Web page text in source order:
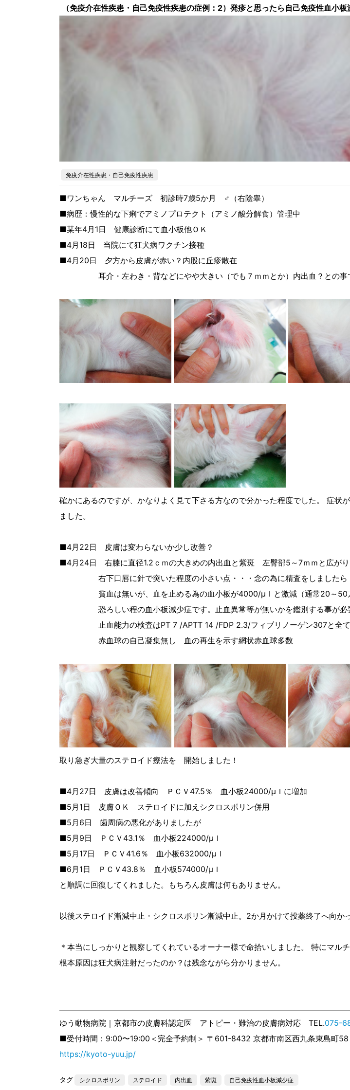
（免疫介在性疾患・自己免疫性疾患の症例：2）発疹と思ったら自己免疫性血小板
免疫介在性疾患・自己免疫性疾患
■ワンちゃん マルチーズ 初診時7歳5か月 ♂（右陰睾）
■病歴：慢性的な下痢でアミノプロテクト（アミノ酸分解食）管理中
■某年4月1日 健康診断にて血小板他ＯＫ
■4月18日 当院にて狂犬病ワクチン接種
■4月20日 夕方から皮膚が赤い？内股に丘疹散在
耳介・左わき・背などにやや大きい（でも７ｍｍとか）内出血？との事
確かにあるのですが、かなりよく見て下さる方なので分かった程度でした。 症状
ました。
■4月22日 皮膚は変わらないか少し改善？
■4月24日 右膝に直径1.2ｃｍの大きめの内出血と紫斑 左臀部5～7ｍｍと広がり
右下口唇に針で突いた程度の小さい点・・・念の為に精査をしましたら
貧血は無いが、血を止める為の血小板が4000/μｌと激減（通常20～50
恐ろしい程の血小板減少症です。止血異常等が無いかを鑑別する事が必
止血能力の検査はPT 7 /APTT 14 /FDP 2.3/フィブリノーゲン307と全て
赤血球の自己凝集無し 血の再生を示す網状赤血球多数
取り急ぎ大量のステロイド療法を 開始しました！
■4月27日 皮膚は改善傾向 ＰＣＶ47.5％ 血小板24000/μｌに増加
■5月1日 皮膚ＯＫ ステロイドに加えシクロスポリン併用
■5月6日 歯周病の悪化がありましたが
■5月9日 ＰＣＶ43.1％ 血小板224000/μｌ
■5月17日 ＰＣＶ41.6％ 血小板632000/μｌ
■6月1日 ＰＣＶ43.8％ 血小板574000/μｌ
と順調に回復してくれました。もちろん皮膚は何もありません。
以後ステロイド漸減中止・シクロスポリン漸減中止。2か月かけて投薬終了へ向か
＊本当にしっかりと観察してくれているオーナー様で命拾いしました。 特にマ
根本原因は狂犬病注射だったのか？は残念ながら分かりません。
ゆう動物病院｜京都市の皮膚科認定医 アトピー・難治の皮膚病対応 TEL.075-
■受付時間：9:00〜19:00＜完全予約制＞ 〒601-8432 京都市南区西九条東島町
https://kyoto-yuu.jp/
タグ シクロスポリン ステロイド 内出血 紫斑 自己免疫性血小板減少症